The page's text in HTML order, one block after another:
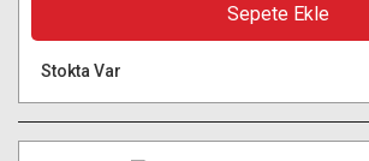
Sepete Ekle
Stokta Var